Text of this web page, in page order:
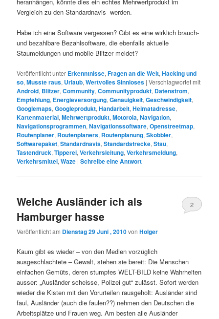
Vergleich zu den Standardnavis werden.
Habe ich eine Software vergessen? Gibt es eine wirklich brauch-
und bezahlbare Bezahlsoftware, die ebenfalls aktuelle
Staumeldungen und mobile Blitzer meldet?
Veröffentlicht unter Erkenntnisse,Fragen an die Welt,Hacking und
so,Musste raus, Urlaub,Wertvolles Sinnloses |Verschlagwortet mit
Android, Blitzer,Community,Communityprodukt, Datenstrom,
Empfehlung, Energieversorgung,Genauigkeit,Geschwindigkeit,
Googlemaps,Googleprodukt,Handarbeit,Heimatadresse,
Kartenmaterial,Mehrwertprodukt,Motorola,Navigation,
Navigationsprogrammen,Navigationssoftware,Openstreetmap,
Routenplaner, Routenplaners, Routenplanung,Skobbler,
Softwarepaket,Standardnavis,Standardstrecke,Stau,
Tastendruck,Tipperei,Verkehrsleitung,Verkehrsmeldung,
Verkehrsmittel,Waze |Schreibe eine Antwort
Welche Ausländer ich als
Hamburger hasse
Veröffentlicht am Dienstag 29 Juni , 2010vonHolger
2
Kaum gibt es wieder – von den Medien vorzüglich
ausgeschlachtete – Gewalt, stehen sie bereit: Die Menschen
einfachen Gemüts, deren stumpfes WELT-BILD keine Wahrheiten
ausser: „Ausländer scheisse, Polizei gut“ zulässt. Sofort werden
wieder die Kisten mit den Vorurteilen rausgeholt: Ausländer sind
faul, Ausländer (auch die faulen??) nehmen den Deutschen die
Arbeitsplätze und Frauen weg. Am besten alle Ausländer